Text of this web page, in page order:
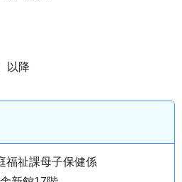
以降
福祉課母子保健係